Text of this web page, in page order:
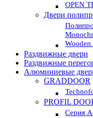
OPEN
Двери
Wooden
Раздвижные двери
Раздвижные
Алюминиевые
GRADDOOR
PROFIL
Серия